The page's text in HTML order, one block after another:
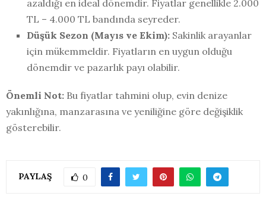
azaldığı en ideal dönemdir. Fiyatlar genellikle 2.000
TL – 4.000 TL bandında seyreder.
Düşük Sezon (Mayıs ve Ekim): Sakinlik arayanlar
için mükemmeldir. Fiyatların en uygun olduğu
dönemdir ve pazarlık payı olabilir.
Önemli Not: Bu fiyatlar tahmini olup, evin denize
yakınlığına, manzarasına ve yeniliğine göre değişiklik
gösterebilir.
PAYLAŞ 0